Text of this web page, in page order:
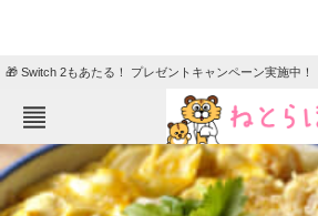
🎁 Switch 2もあたる！ プレゼントキャンペーン実施中！
ねとらぼメニュー
TOP ニュース